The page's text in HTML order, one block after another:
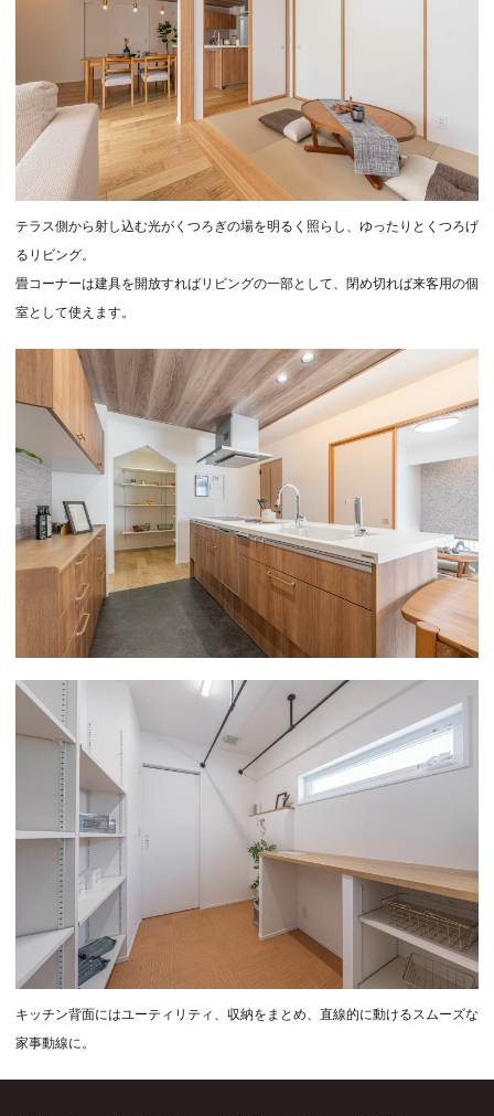
テラス側から射し込む光がくつろぎの場を明るく照らし、ゆったりとくつろげ
るリビング。
畳コーナーは建具を開放すればリビングの一部として、閉め切れば来客用の個
室として使えます。
キッチン背面にはユーティリティ、収納をまとめ、直線的に動けるスムーズな
家事動線に。